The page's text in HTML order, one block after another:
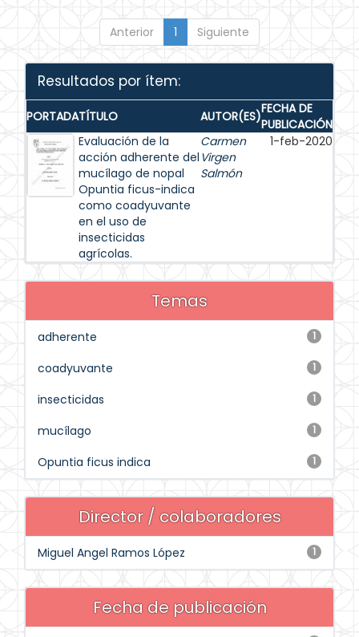
Anterior 1 Siguiente
Resultados por ítem:
PORTADATÍTULO AUTOR(ES)FECHA DE
PUBLICACIÓN
Evaluación de la
acción adherente del
mucílago de nopal
Opuntia ficus-indica
como coadyuvante
en el uso de
insecticidas
agrícolas.
Carmen
Virgen
Salmón
1-feb-2020
Temas
1
adherente
1
coadyuvante
1
insecticidas
1
mucílago
1
Opuntia ficus indica
Director / colaboradores
1
Miguel Angel Ramos López
Fecha de publicación